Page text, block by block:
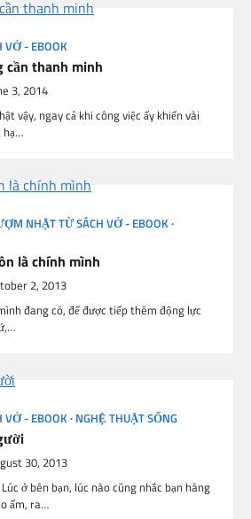
VỞ - EBOOK
cần thanh minh
3, 2014
vậy, ngay cả khi công việc ấy khiến vài
hạ…
NHẶT TỪ SÁCH VỞ - EBOOK
là chính mình
2, 2013
đang có, để được tiếp thêm động lực
VỞ - EBOOK NGHỆ THUẬT SỐNG
30, 2013
ở bên bạn, lúc nào cũng nhắc bạn hàng
ấm, ra…